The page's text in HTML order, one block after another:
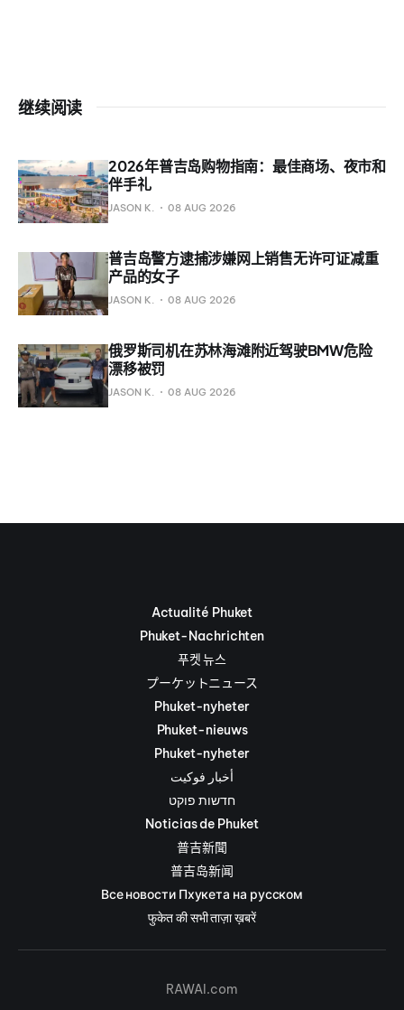
继续阅读
2026年普吉岛购物指南：最佳商场、夜市和
伴手礼
JASON K. 08 AUG 2026
普吉岛警方逮捕涉嫌网上销售无许可证减重
产品的女子
JASON K. 08 AUG 2026
俄罗斯司机在苏林海滩附近驾驶BMW危险
漂移被罚
JASON K. 08 AUG 2026
Actualité Phuket
Phuket-Nachrichten
푸켓 뉴스
プーケットニュース
Phuket-nyheter
Phuket-nieuws
Phuket-nyheter
أخبار فوكيت
חדשות פוקט
Noticias de Phuket
普吉新聞
普吉岛新闻
Все новости Пхукета на русском
फुकेत की सभी ताज़ा ख़बरें
RAWAI.com